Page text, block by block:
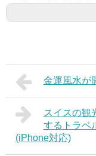
金運風水が
スイスの観
するトラベ
(iPhone対応)